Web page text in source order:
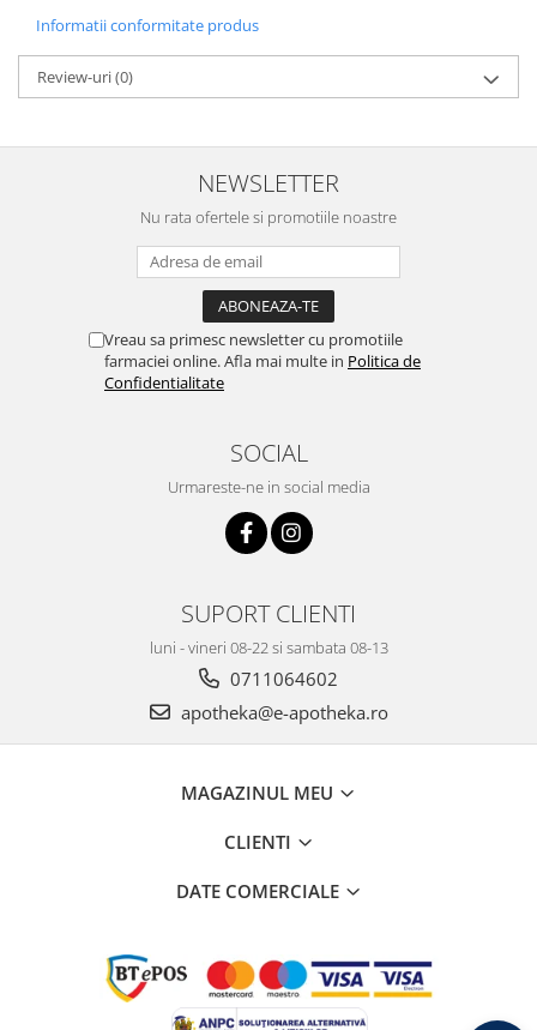
Informatii conformitate produs
Review-uri(0)
NEWSLETTER
Nu rata ofertele si promotiile noastre
Vreau sa primesc newsletter cu promotiile
farmaciei online. Afla mai multe in Politica de
Confidentialitate
SOCIAL
Urmareste-ne in social media
SUPORT CLIENTI
luni - vineri 08-22 si sambata 08-13
0711064602
apotheka@e-apotheka.ro
MAGAZINUL MEU
CLIENTI
DATE COMERCIALE